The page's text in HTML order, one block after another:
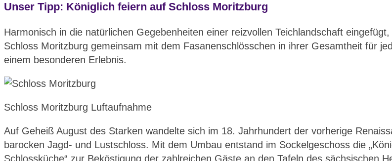
Unser Tipp: Königlich feiern auf Schloss Moritzburg
Harmonisch in die natürlichen Gegebenheiten einer reizvollen Teichlandschaft
Schloss Moritzburg gemeinsam mit dem Fasanenschlösschen in ihrer Gesamtheit für
einem besonderen Erlebnis.
Schloss Moritzburg Luftaufnahme
Auf Geheiß August des Starken wandelte sich im 18. Jahrhundert der vorherige
barocken Jagd- und Lustschloss. Mit dem Umbau entstand im Sockelgeschoss die
Schlossküche“ zur Beköstigung der zahlreichen Gäste an den Tafeln des sächsischen